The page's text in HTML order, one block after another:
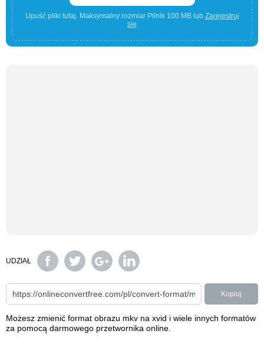
Upuść pliki tutaj. Maksymalny rozmiar Pilnik 100 MB lub Zarejestruj
się
UDZIAŁ
Kopiuj
Możesz zmienić format obrazu mkv na xvid i wiele innych formatów
za pomocą darmowego przetwornika online.